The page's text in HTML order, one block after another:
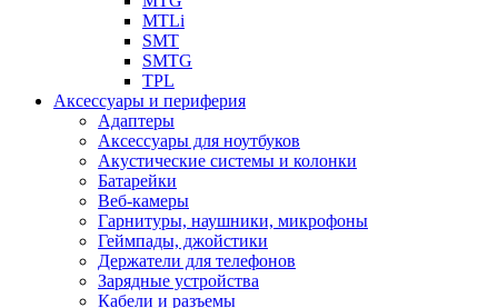
MTLi
SMT
SMTG
TPL
Аксессуары и периферия
Адаптеры
Аксессуары для ноутбуков
Акустические системы и колонки
Батарейки
Веб-камеры
Гарнитуры, наушники, микрофоны
Геймпады, джойстики
Держатели для телефонов
Зарядные устройства
Кабели и разъемы